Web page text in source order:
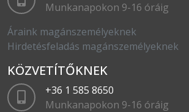
Munkanapokon 9-16 óráig
Áraink magánszemélyeknek
Hirdetésfeladás magánszemélyeknek
KÖZVETÍTŐKNEK
+36 1 585 8650
Munkanapokon 9-16 óráig